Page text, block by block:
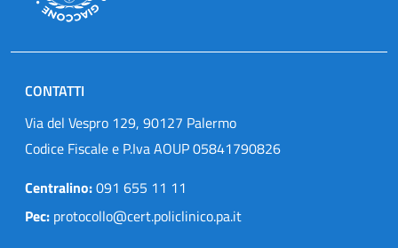
CONTATTI
Via del Vespro 129, 90127 Palermo
Codice Fiscale e P.Iva AOUP 05841790826
Centralino:091 655 11 11
Pec: protocollo@cert.policlinico.pa.it